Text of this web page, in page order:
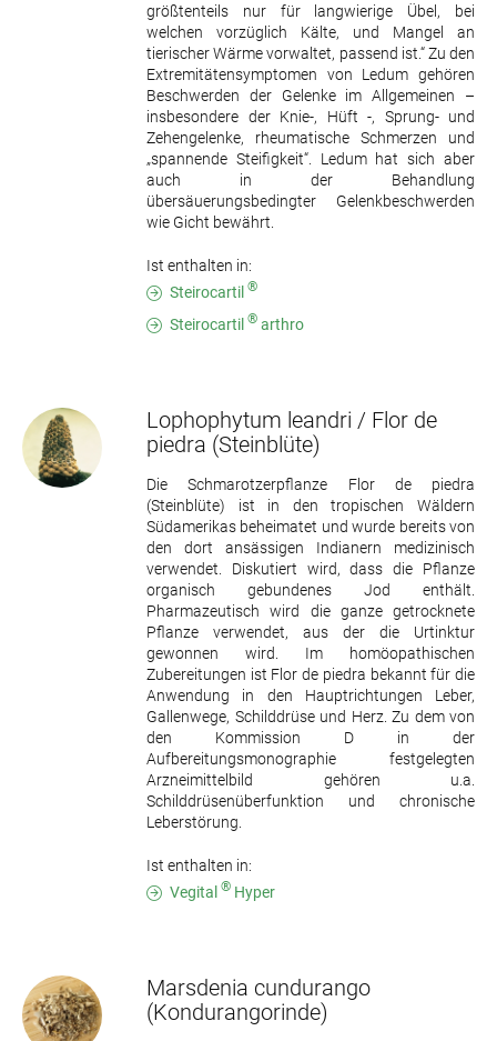
größtenteils nur für langwierige Übel, bei
welchen vorzüglich Kälte, und Mangel an
tierischer Wärme vorwaltet, passend ist.“ Zu den
Extremitätensymptomen von Ledum gehören
Beschwerden der Gelenke im Allgemeinen –
insbesondere der Knie-, Hüft -, Sprung- und
Zehengelenke, rheumatische Schmerzen und
„spannende Steifigkeit“. Ledum hat sich aber
auch in der Behandlung
übersäuerungsbedingter Gelenkbeschwerden
wie Gicht bewährt.
Ist enthalten in:
Steirocartil ®
Steirocartil ® arthro
Lophophytum leandri / Flor de
piedra (Steinblüte)
Die Schmarotzerpflanze Flor de piedra
(Steinblüte) ist in den tropischen Wäldern
Südamerikas beheimatet und wurde bereits von
den dort ansässigen Indianern medizinisch
verwendet. Diskutiert wird, dass die Pflanze
organisch gebundenes Jod enthält.
Pharmazeutisch wird die ganze getrocknete
Pflanze verwendet, aus der die Urtinktur
gewonnen wird. Im homöopathischen
Zubereitungen ist Flor de piedra bekannt für die
Anwendung in den Hauptrichtungen Leber,
Gallenwege, Schilddrüse und Herz. Zu dem von
den Kommission D in der
Aufbereitungsmonographie festgelegten
Arzneimittelbild gehören u.a.
Schilddrüsenüberfunktion und chronische
Leberstörung.
Ist enthalten in:
Vegital ® Hyper
Marsdenia cundurango
(Kondurangorinde)